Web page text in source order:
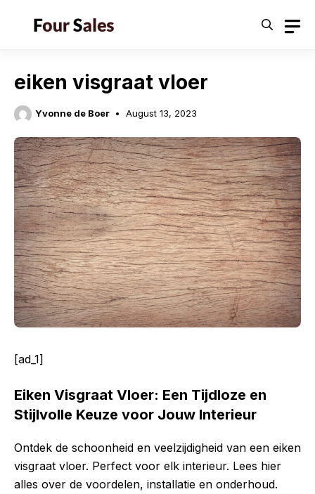
eiken visgraat vloer
Yvonne de Boer August 13, 2023
[ad_1]
Eiken Visgraat Vloer: Een Tijdloze en
Stijlvolle Keuze voor Jouw Interieur
Ontdek de schoonheid en veelzijdigheid van een eiken
visgraat vloer. Perfect voor elk interieur. Lees hier
alles over de voordelen, installatie en onderhoud.